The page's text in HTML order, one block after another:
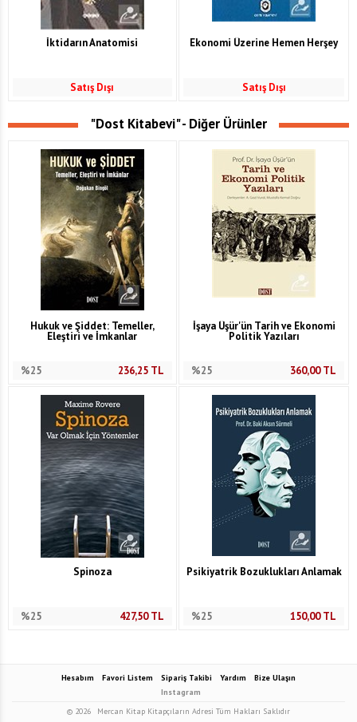
İktidarın Anatomisi
Satış Dışı
Ekonomi Üzerine Hemen Herşey
Satış Dışı
"Dost Kitabevi" - Diğer Ürünler
Hukuk ve Şiddet: Temeller,
Eleştiri ve İmkanlar
%25 236,25TL
İşaya Üşür'ün Tarih ve Ekonomi
Politik Yazıları
%25 360,00TL
Spinoza
%25 427,50TL
Psikiyatrik Bozuklukları Anlamak
%25 150,00TL
Hesabım Favori Listem Sipariş Takibi Yardım
Bize Ulaşın
Instagram
© 2026
Mercan Kitap Kitapçıların Adresi Tüm Hakları Saklıdır